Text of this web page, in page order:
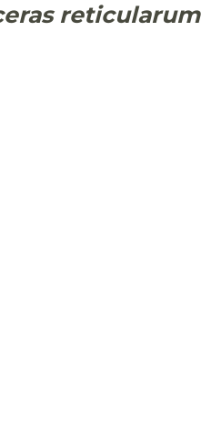
reticularum